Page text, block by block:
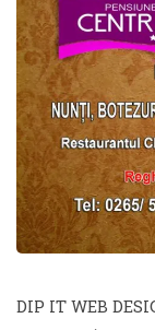
DIP IT WEB